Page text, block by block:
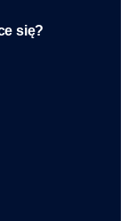
się?